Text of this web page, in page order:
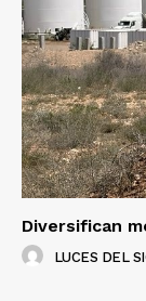
Diversifican
LUCES DEL